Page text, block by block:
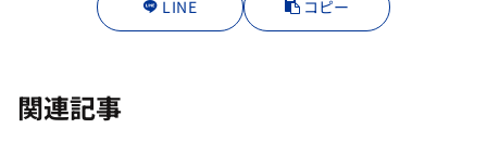
LINE コピー
関連記事